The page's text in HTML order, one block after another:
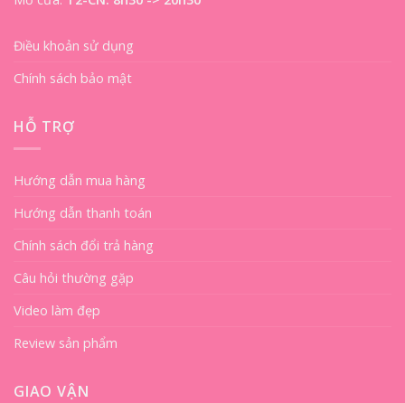
Điều khoản sử dụng
Chính sách bảo mật
HỖ TRỢ
Hướng dẫn mua hàng
Hướng dẫn thanh toán
Chính sách đổi trả hàng
Câu hỏi thường gặp
Video làm đẹp
Review sản phẩm
GIAO VẬN